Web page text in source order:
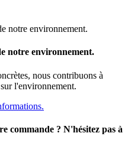
notre environnement.
nous contribuons à
l'environnement.
commande ? N'hésitez pas à